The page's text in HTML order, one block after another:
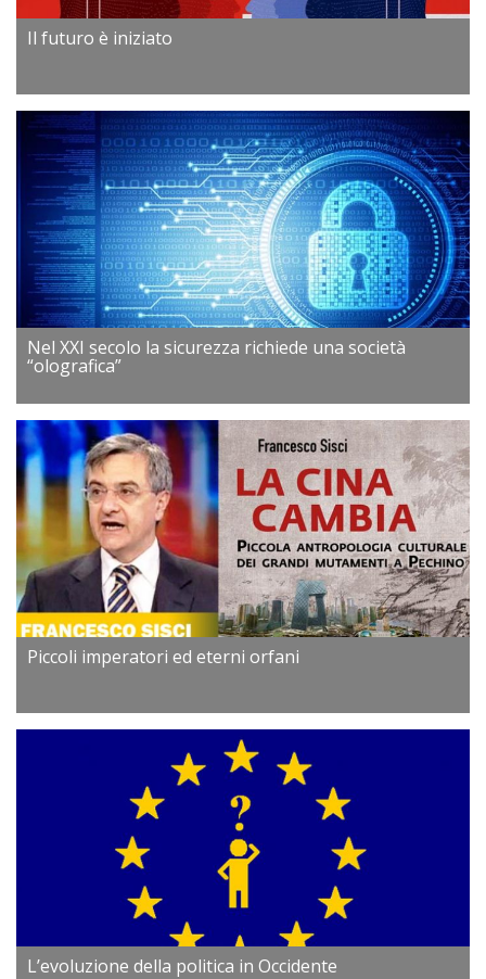
Il futuro è iniziato
Nel XXI secolo la sicurezza richiede una società
“olografica”
Piccoli imperatori ed eterni orfani
L’evoluzione della politica in Occidente